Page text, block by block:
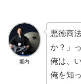
垣内
悪徳商
か？」
俺は、
俺を知